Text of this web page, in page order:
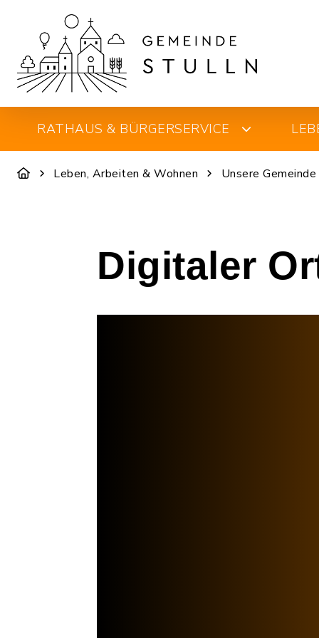
RATHAUS & BÜRGERSERVICE
Leben, Arbeiten & Wohnen Unsere Gemeinde
Digitaler